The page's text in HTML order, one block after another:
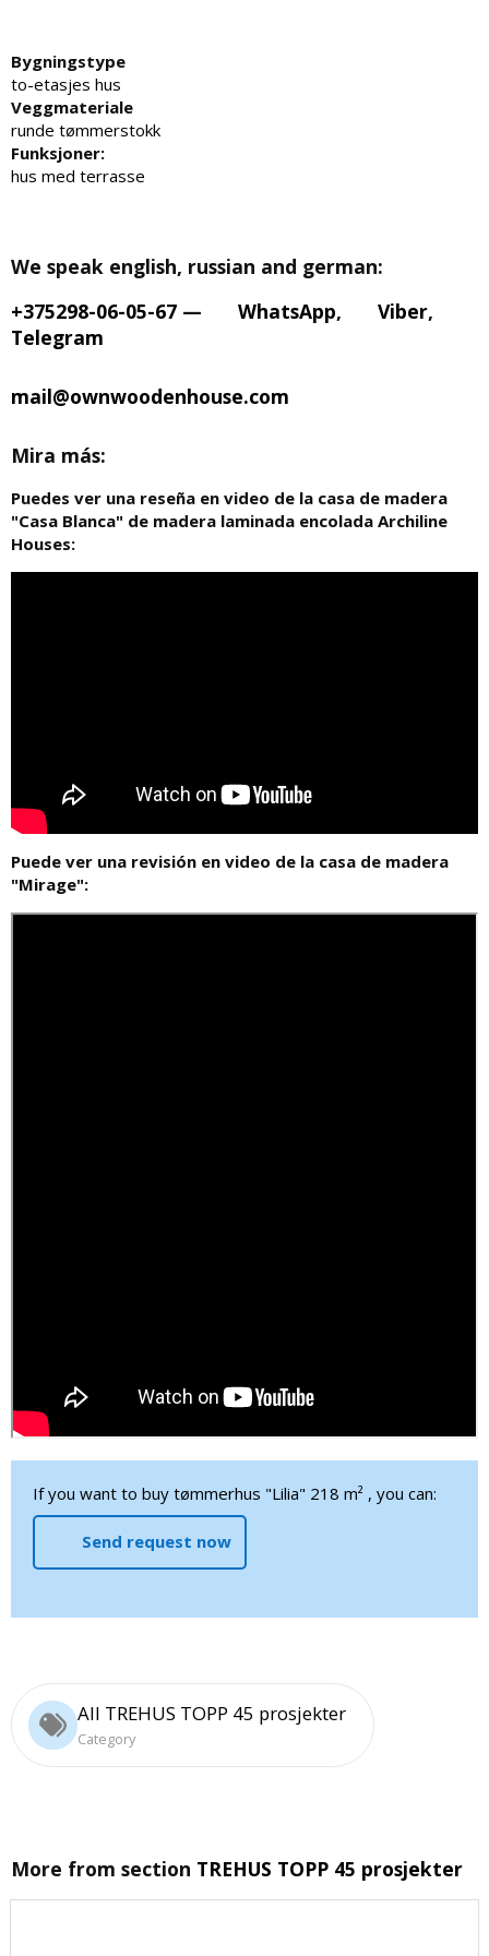
Bygningstype
to-etasjes hus
Veggmateriale
runde tømmerstokk
Funksjoner:
hus med terrasse
We speak english, russian and german:
+375298-06-05-67 — WhatsApp, Viber,
Telegram
mail@ownwoodenhouse.com
Mira más:
Puedes ver una reseña en video de la casa de madera
"Casa Blanca" de madera laminada encolada Archiline
Houses:
Puede ver una revisión en video de la casa de madera
"Mirage":
If you want to buy tømmerhus "Lilia" 218 m² , you can:
Send request now
All TREHUS TOPP 45 prosjekter
Category
More from section TREHUS TOPP 45 prosjekter